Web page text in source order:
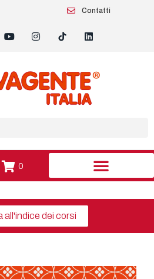
Contatti
0
all'indice dei corsi